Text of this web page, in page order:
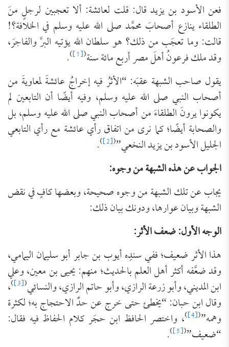
فعن الأسود بن يزيد قال: قلت لعائشة: ألا تعجبين لرجلٍ منَ
الطلقاء ينازع أصحابَ محمَّد صلى الله عليه وسلم في الخلافة؟!
قالت: وما تعجَب من ذلك؟ هو سلطان الله يؤتيه البرَّ والفاجرَ،
وقد ملك فرعونُ أهلَ مصر أربع مائة سنة(
[1]
)
.
يقول صاحب الشبهة عقبَه: “الأثرُ فيه إخراجُ عائشةَ لمعاويةَ من
أصحاب النبي صلى الله عليه وسلم، وفيه أيضًا أن التابعين لم
يكونوا يرونَ الطلقاءَ من أصحاب النبي صلى الله عليه وسلم، بل
والصحابة أيضًا؛ كما نرى من اتفاق رأي عائشة مع رأي التابعي
الجليل الأسود بن يزيد النخعي”(
[2]
)
.
الجواب عن هذه الشبهة من وجوه:
يجاب عن تلك الشبهة من وجوه صحيحة، وبعضها كافٍ في نقض
الشبهة وبيان عوارها، ودونك بيان ذلك:
الوجه الأول: ضعف الأثر:
هذا الأثر ضعيف؛ ففي سندِه أيوب بن جابر أبو سليمان اليمامي،
وقد ضعَّفه أكثر أهل العلم بالحديث؛ منهم: يحيى بن معين، وعلي
ابن المديني، وأبو زرعة الرازي، وأبو حاتم الرازي، والنسائي(
[3]
)،
وقال ابن حبان: “يخطئ حتى خرج عن حدِّ الاحتجاج به؛ لكثرة
وهمه”(
[4]
)، واختصر الحافظ ابن حجَر كلام الحفاظ فيه فقال:
“ضعيف”(
[5]
)
.